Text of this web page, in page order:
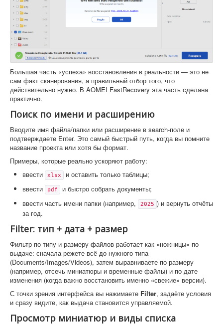
Большая часть «успеха» восстановления в реальности — это не
сам факт сканирования, а правильный отбор того, что
действительно нужно. В AOMEI FastRecovery эта часть сделана
практично.
Поиск по имени и расширению
Вводите имя файла/папки или расширение в search-поле и
подтверждаете Enter. Это самый быстрый путь, когда вы помните
название проекта или хотя бы формат.
Примеры, которые реально ускоряют работу:
ввести
xlsx
и оставить только таблицы;
ввести
pdf
и быстро собрать документы;
ввести часть имени папки (например,
2025 ) и вернуть отчёты
за год.
Filter: тип + дата + размер
Фильтр по типу и размеру файлов работает как «ножницы» по
выдаче: сначала режете всё до нужного типа
(Documents/Images/Videos), затем выравниваете по размеру
(например, отсечь миниатюры и временные файлы) и по дате
изменения (когда важно восстановить именно «свежие» версии).
С точки зрения интерфейса вы нажимаете Filter, задаёте условия
и сразу видите, как выдача становится управляемой.
Просмотр миниатюр и виды списка